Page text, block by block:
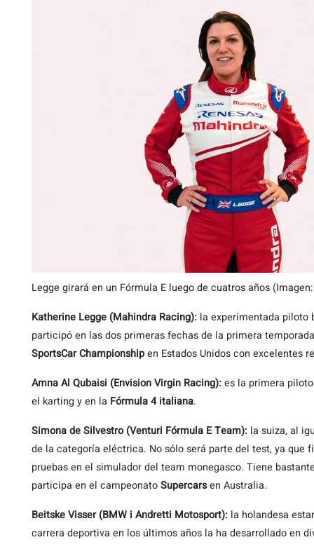
Legge girará en un Fórmula E luego de cuatros años
Katherine Legge (Mahindra Racing): la experimentada piloto
participó en las dos primeras fechas de la primera
SportsCar Championshipen Estados Unidos con excelentes
Amna Al Qubaisi (Envision Virgin Racing): es la primera
el karting y en la Fórmula 4 italiana.
Simona de Silvestro (Venturi Fórmula E Team): la suiza, al
de la categoría eléctrica. No sólo será parte del test, ya
pruebas en el simulador del team monegasco. Tiene
participa en el campeonatoSupercarsen Australia.
Beitske Visser (BMW i Andretti Motosport): la holandesa
carrera deportiva en los últimos años la ha desarrollado en